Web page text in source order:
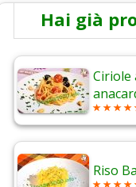
Hai già
Ciriole
Riso